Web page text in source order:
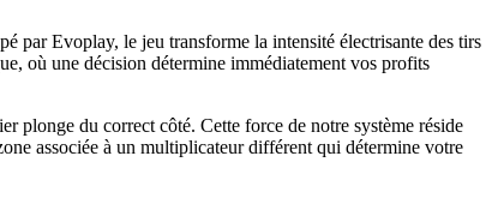
par Evoplay, le jeu transforme la intensité électrisante des tirs
où une décision détermine immédiatement vos profits
plonge du correct côté. Cette force de notre système réside
associée à un multiplicateur différent qui détermine votre